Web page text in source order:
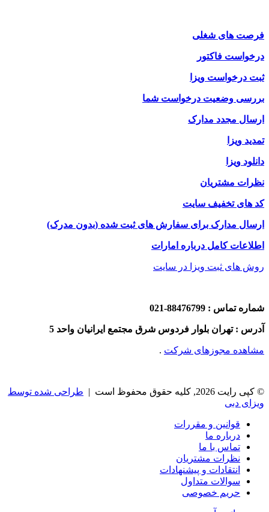
فرصت های شغلی
درخواست فاکتور
ثبت درخواست ویزا
بررسی وضعیت درخواست شما
ارسال مجدد مدارک
تمدید ویزا
دانلود ویزا
نظرات مشتریان
کد های تخفیف سایت
ارسال مدارک برای سفارش های ثبت شده (بدون مدرک)
اطلاعات کامل درباره امارات
روش های ثبت ویزا در سایت
شماره تماس : 88476799-021
آدرس : تهران بلوار فردوس شرق مجتمع ایرانیان واحد 5
مشاهده مجوزهای شرکت .
© کپی رایت 2026, کلیه حقوق محفوظ است |
طراحی شده توسط
ویزای دبی
قوانین و مقررات
درباره ما
تماس با ما
نظرات مشتریان
انتقادات و پیشنهادات
سوالات متداول
حریم خصوصی